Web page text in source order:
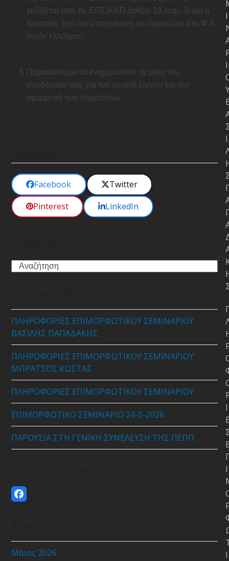
εκδίδεται από τις ΕΠΣ(ΚΑΠ.άρθρο 18,παρ. 3) και ο
διαιτητής έχει την υποχρέωση να σημειώσει στο Φ.Α.
τυχόν ελλείψεις.
Παρακαλούμε να ενημερώσετε τα μέλη του
συνδέσμου σας για τον σωστό έλεγχο και την
εφαρμογή των παραπάνω.
Facebook
Twitter
Pinterest
LinkedIn
Search
ΠΛΗΡΟΦΟΡΙΕΣ ΕΠΙΜΟΡΦΩΤΙΚΟΥ ΣΕΜΙΝΑΡΙΟΥ
ΒΑΣΙΛΗΣ ΠΑΠΑΔΑΚΗΣ
ΠΛΗΡΟΦΟΡΙΕΣ ΕΠΙΜΟΡΦΩΤΙΚΟΥ ΣΕΜΙΝΑΡΙΟΥ
ΜΠΡΑΤΣΟΣ ΚΩΣΤΑΣ
ΠΛΗΡΟΦΟΡΙΕΣ ΕΠΙΜΟΡΦΩΤΙΚΟΥ ΣΕΜΙΝΑΡΙΟΥ
ΕΠΙΜΟΡΦΩΤΙΚΟ ΣΕΜΙΝΑΡΙΟ 24-5-2026
ΠΑΡΟΥΣΙΑ ΣΤΗ ΓΕΝΙΚΗ ΣΥΝΕΛΕΥΣΗ ΤΗΣ ΠΕΠΠ
Facebook
Μάιος 2026
Ι
Ι
Ι
Ι
Ι
Ι